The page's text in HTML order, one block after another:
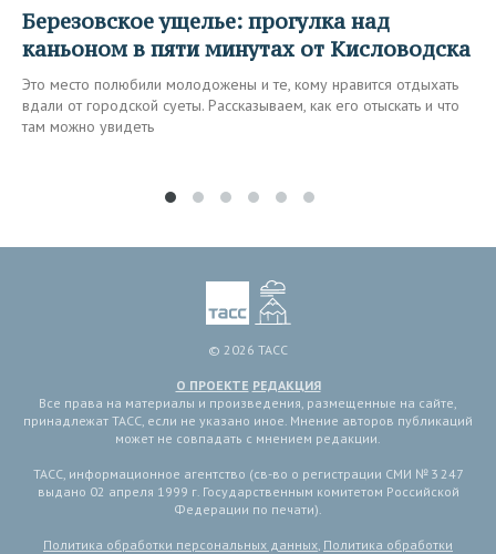
Березовское ущелье: прогулка над
каньоном в пяти минутах от Кисловодска
Это место полюбили молодожены и те, кому нравится отдыхать
вдали от городской суеты. Рассказываем, как его отыскать и что
там можно увидеть
© 2026 ТАСС
О ПРОЕКТЕ РЕДАКЦИЯ
Все права на материалы и произведения, размещенные на сайте,
принадлежат ТАСС, если не указано иное. Мнение авторов публикаций
может не совпадать с мнением редакции.
ТАСС, информационное агентство (св-во о регистрации СМИ № 3 247
выдано 02 апреля 1999 г. Государственным комитетом Российской
Федерации по печати).
Политика обработки персональных данных Политика обработки